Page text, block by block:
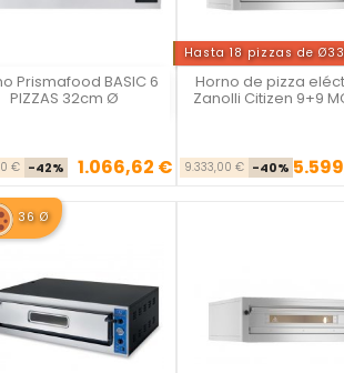
Prismafood BASIC 6
PIZZAS 32cm Ø
Precio base
€ -42% Precio
1.066,62 €

rápida
Hasta 18 pizzas de
Horno de pizza
Zanolli Citizen 9+9
Precio
9.333,00 € -40%
Vista rápida
36 Ø